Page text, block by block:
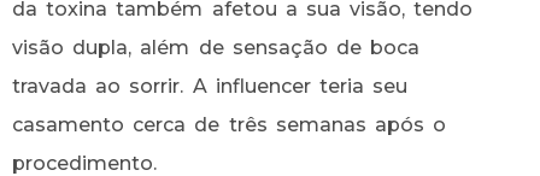
da toxina também afetou a sua visão, tendo
visão dupla, além de sensação de boca
travada ao sorrir. A influencer teria seu
casamento cerca de três semanas após o
procedimento.